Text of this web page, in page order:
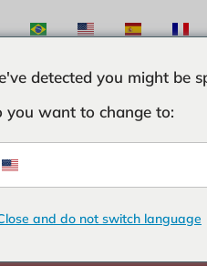
-Ontdek de magie van
detected you might be
you want to change to:
and do not switch language